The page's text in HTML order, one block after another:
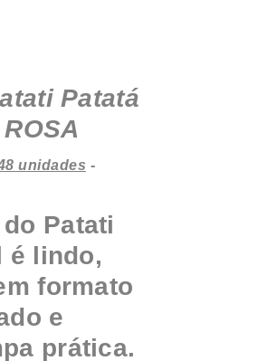
Patatá
ROSA
unidades -
Patati
é lindo,
formato
e
prática.